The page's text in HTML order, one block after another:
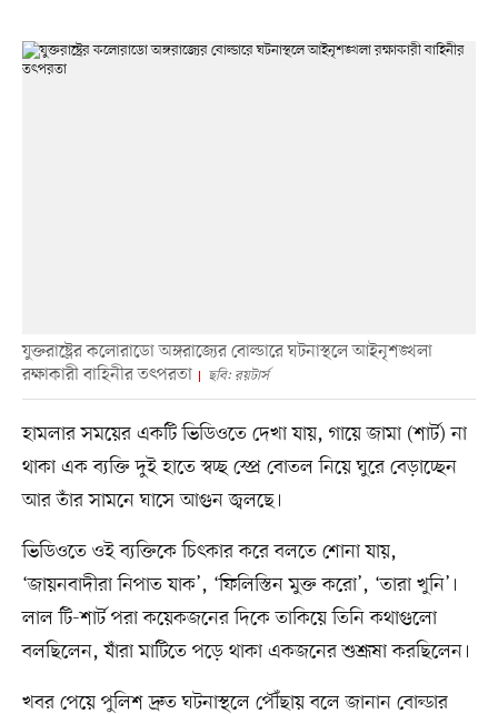
যুক্তরাষ্ট্রের কলোরাডো অঙ্গরাজ্যের বোল্ডারে ঘটনাস্থলে আইনৃশঙ্খলা
রক্ষাকারী বাহিনীর তৎপরতা
ছবি: রয়টার্স
হামলার সময়ের একটি ভিডিওতে দেখা যায়, গায়ে জামা (শার্ট) না
থাকা এক ব্যক্তি দুই হাতে স্বচ্ছ স্প্রে বোতল নিয়ে ঘুরে বেড়াচ্ছেন
আর তাঁর সামনে ঘাসে আগুন জ্বলছে।
ভিডিওতে ওই ব্যক্তিকে চিৎকার করে বলতে শোনা যায়,
‘জায়নবাদীরা নিপাত যাক’, ‘ফিলিস্তিন মুক্ত করো’, ‘তারা খুনি’।
লাল টি-শার্ট পরা কয়েকজনের দিকে তাকিয়ে তিনি কথাগুলো
বলছিলেন, যাঁরা মাটিতে পড়ে থাকা একজনের শুশ্রূষা করছিলেন।
খবর পেয়ে পুলিশ দ্রুত ঘটনাস্থলে পৌঁছায় বলে জানান বোল্ডার